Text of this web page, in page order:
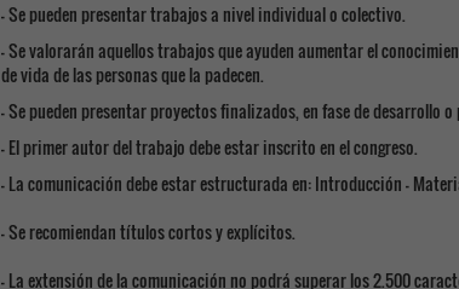
- Se pueden presentar trabajos a nivel individual o colectivo.
- Se valorarán aquellos trabajos que ayuden aumentar el
de vida de las personas que la padecen.
- Se pueden presentar proyectos finalizados, en fase de desarrollo
- El primer autor del trabajo debe estar inscrito en el congreso.
- La comunicación debe estar estructurada en: Introducción -
- Se recomiendan títulos cortos y explícitos.
- La extensión de la comunicación no podrá superar los 2.500